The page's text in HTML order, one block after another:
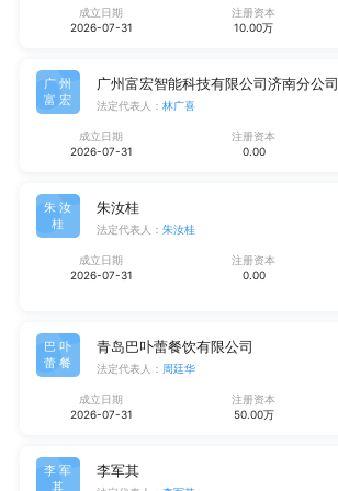
成立日期
2026-07-31
注册资本
10.00万
广州
富宏
广州富宏智能科技有限公司济南分公司
法定代表人： 林广喜
成立日期
2026-07-31
注册资本
0.00
朱汝
桂
朱汝桂
法定代表人： 朱汝桂
成立日期
2026-07-31
注册资本
0.00
巴卟
蕾餐
青岛巴卟蕾餐饮有限公司
法定代表人： 周廷华
成立日期
2026-07-31
注册资本
50.00万
李军
其
李军其